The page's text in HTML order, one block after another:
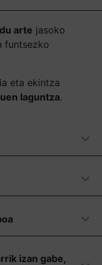
arte jasoko
funtsezko
eta ekintza
laguntza.
izan gabe,